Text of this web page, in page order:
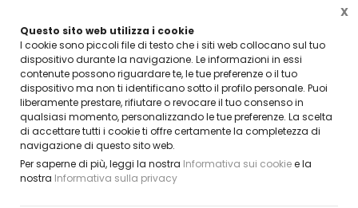
Questo sito web utilizza i cookie
I cookie sono piccoli file di testo che i siti web collocano sul tuo
dispositivo durante la navigazione. Le informazioni in essi
contenute possono riguardare te, le tue preferenze o il tuo
dispositivo ma non ti identificano sotto il profilo personale. Puoi
liberamente prestare, rifiutare o revocare il tuo consenso in
qualsiasi momento, personalizzando le tue preferenze. La scelta
di accettare tutti i cookie ti offre certamente la completezza di
navigazione di questo sito web.
Per saperne di più, leggi la nostra Informativa sui cookiee la
nostra Informativa sulla privacy
X
VUOI DIVENTARE UN NOSTRO RIVENDITORE?
CONTATTACI
Home IDEE E REGALI PERSONALIZZABILI